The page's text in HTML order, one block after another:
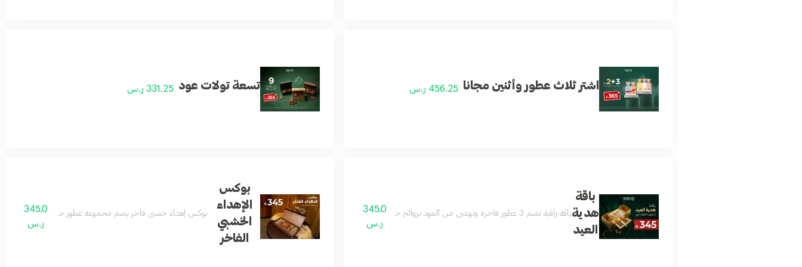
اشتر ثلاث عطور وأثنين مجانا 456.25 ر.س تسعة تولات عود 331.25 ر.س
باقة
هدية
العيد
باقة راقية تضم 3 عطور فاخرة ونوعين من العود بروائح جذابة ومتنوعة تناسب الجنسين وجميع المناسبات داخل بوكس فاخر وأنيق للإهداء تعكس الذوق الرفيع والفخامة يتم اختيار العطور والعود من الأنواع المتوفرة في المتجر وقد تختلف حسب المخزون
345.0
ر.س
بوكس
الإهداء
الخشبي
الفاخر
بوكس إهداء خشبي فاخر يضم مجموعة عطور جميلة وجديدة مناسبة
345.0
ر.س